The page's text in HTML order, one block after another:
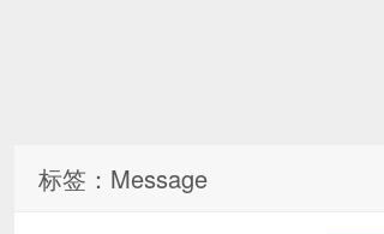
标签：Message